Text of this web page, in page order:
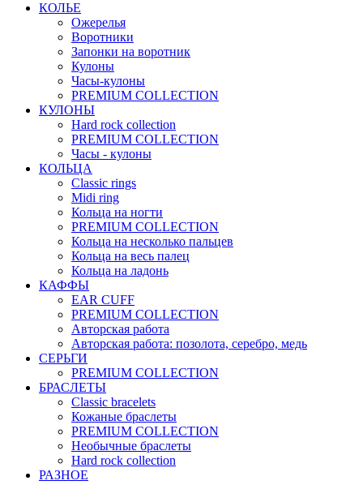
КОЛЬЕ
Ожерелья
Воротники
Запонки на воротник
Кулоны
Часы-кулоны
PREMIUM COLLECTION
КУЛОНЫ
Hard rock collection
PREMIUM COLLECTION
Часы - кулоны
КОЛЬЦА
Classic rings
Midi ring
Кольца на ногти
PREMIUM COLLECTION
Кольца на несколько пальцев
Кольца на весь палец
Кольца на ладонь
КАФФЫ
EAR CUFF
PREMIUM COLLECTION
Авторская работа
Авторская работа: позолота, серебро, медь
СЕРЬГИ
PREMIUM COLLECTION
БРАСЛЕТЫ
Classic bracelets
Кожаные браслеты
PREMIUM COLLECTION
Необычные браслеты
Hard rock collection
РАЗНОЕ